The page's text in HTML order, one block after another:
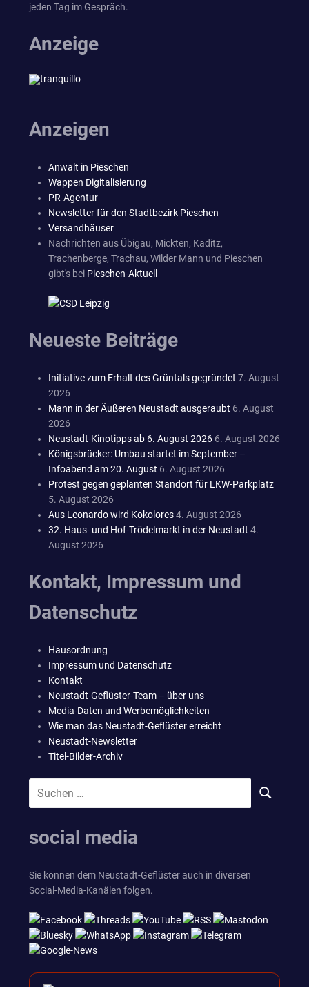
jeden Tag im Gespräch.
Anzeige
Anzeigen
Anwalt in Pieschen
Wappen Digitalisierung
PR-Agentur
Newsletter für den Stadtbezirk Pieschen
Versandhäuser
Nachrichten aus Übigau, Mickten, Kaditz,
Trachenberge, Trachau, Wilder Mann und Pieschen
gibt's bei Pieschen-Aktuell
Neueste Beiträge
Initiative zum Erhalt des Grüntals gegründet 7. August
2026
Mann in der Äußeren Neustadt ausgeraubt 6. August
2026
Neustadt-Kinotipps ab 6. August 2026 6. August 2026
Königsbrücker: Umbau startet im September –
Infoabend am 20. August 6. August 2026
Protest gegen geplanten Standort für LKW-Parkplatz
5. August 2026
Aus Leonardo wird Kokolores4. August 2026
32. Haus- und Hof-Trödelmarkt in der Neustadt 4.
August 2026
Kontakt, Impressum und
Datenschutz
Hausordnung
Impressum und Datenschutz
Kontakt
Neustadt-Geflüster-Team – über uns
Media-Daten und Werbemöglichkeiten
Wie man das Neustadt-Geflüster erreicht
Neustadt-Newsletter
Titel-Bilder-Archiv
nach:
SUCHEN
social media
Sie können dem Neustadt-Geflüster auch in diversen
Social-Media-Kanälen folgen.